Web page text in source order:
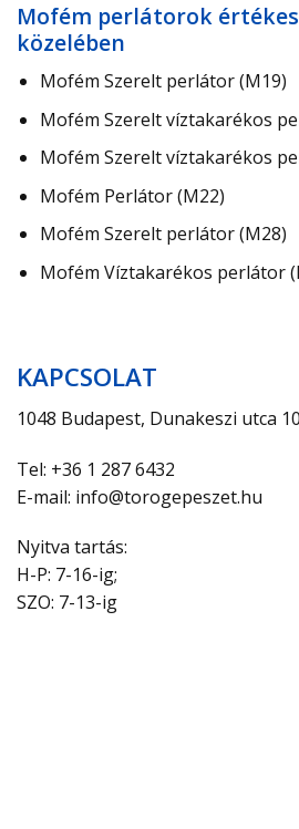
Mofém perlátorok
közelében
Mofém Szerelt perlátor (M19)
Mofém Szerelt víztakarékos
Mofém Szerelt víztakarékos
Mofém Perlátor (M22)
Mofém Szerelt perlátor (M28)
Mofém Víztakarékos perlátor
KAPCSOLAT
1048 Budapest, Dunakeszi utca
Tel: +36 1 287 6432
E-mail: info@torogepeszet.hu
Nyitva tartás:
H-P: 7-16-ig;
SZO: 7-13-ig